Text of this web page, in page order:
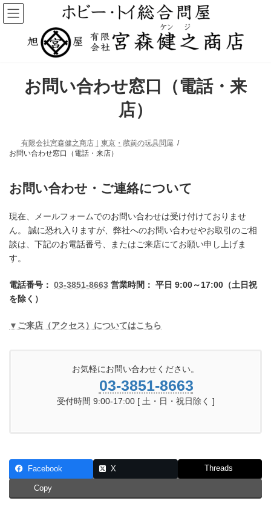
コ
ン
テ
ナ
ビ
ゲ
お問い合わせ窓口（電話・来
店）
有限会社宮森健之商店｜東京・蔵前の玩具問屋
お問い合わせ窓口（電話・来店）
お問い合わせ・ご連絡について
現在、メールフォームでのお問い合わせは受け付けておりませ
ん。 誠に恐れ入りますが、弊社へのお問い合わせやお取引のご相
談は、下記のお電話番号、またはご来店にてお願い申し上げま
す。
電話番号： 03-3851-8663 営業時間： 平日 9:00～17:00（土日祝
を除く）
▼ご来店（アクセス）についてはこちら
お気軽にお問い合わせください。
03-3851-8663
受付時間 9:00-17:00 [ 土・日・祝日除く ]
Facebook X Threads
Copy